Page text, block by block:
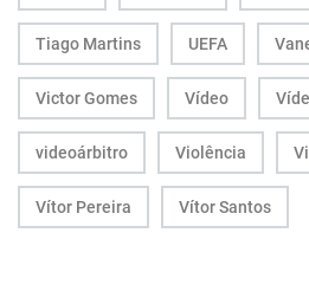
Tiago Martins UEFA
Victor Gomes Vídeo
videoárbitro Violência
Vítor Pereira Vítor Santos